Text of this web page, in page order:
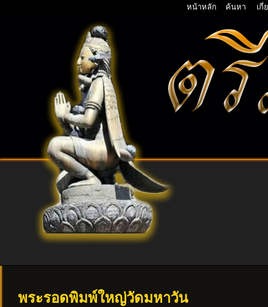
หน้าหลัก ค้นหา เกี่
พระรอดพิมพ์ใหญ่วัดมหาวัน